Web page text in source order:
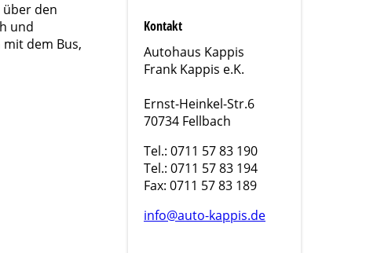
den
und
dem Bus,
Kontakt
Autohaus Kappis
Frank Kappis e.K.
Ernst-Heinkel-Str.6
70734 Fellbach
Tel.: 0711 57 83 190
Tel.: 0711 57 83 194
Fax: 0711 57 83 189
info@auto-kappis.de